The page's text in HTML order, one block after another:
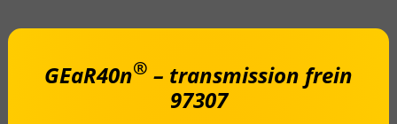
GEaR40n® – transmission frein
97307